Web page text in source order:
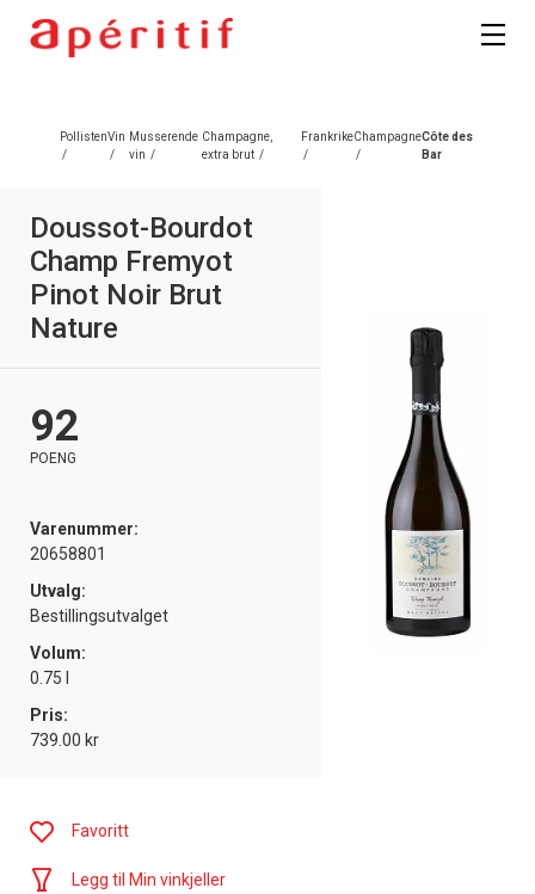
Pollisten
/
Vin
/
Musserende
vin /
Champagne,
extra brut /
Frankrike
/
Champagne
/
Côte des
Bar
Doussot-Bourdot
Champ Fremyot
Pinot Noir Brut
Nature
92
POENG
Varenummer:
20658801
Utvalg:
Bestillingsutvalget
Volum:
0.75 l
Pris:
739.00 kr
Favoritt
Legg til Min vinkjeller